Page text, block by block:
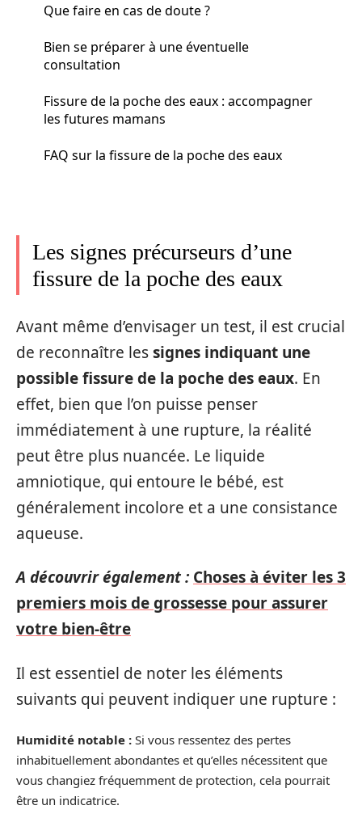
Que faire en cas de doute ?
Bien se préparer à une éventuelle
consultation
Fissure de la poche des eaux : accompagner
les futures mamans
FAQ sur la fissure de la poche des eaux
Les signes précurseurs d’une
fissure de la poche des eaux
Avant même d’envisager un test, il est crucial
de reconnaître lessignes indiquant une
possible fissure de la poche des eaux. En
effet, bien que l’on puisse penser
immédiatement à une rupture, la réalité
peut être plus nuancée. Le liquide
amniotique, qui entoure le bébé, est
généralement incolore et a une consistance
aqueuse.
A découvrir également : Choses à éviter les 3
premiers mois de grossesse pour assurer
votre bien-être
Il est essentiel de noter les éléments
suivants qui peuvent indiquer une rupture :
Humidité notable : Si vous ressentez des pertes
inhabituellement abondantes et qu’elles nécessitent que
vous changiez fréquemment de protection, cela pourrait
être un indicatrice.